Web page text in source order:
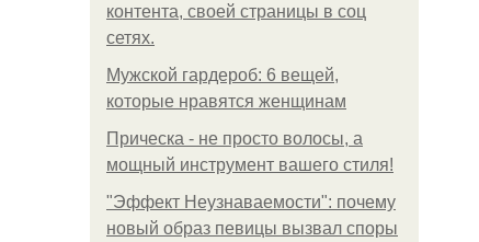
контента, своей страницы в соц
сетях.
Мужской гардероб: 6 вещей,
которые нравятся женщинам
Прическа - не просто волосы, а
мощный инструмент вашего стиля!
"Эффект Неузнаваемости": почему
новый образ певицы вызвал споры